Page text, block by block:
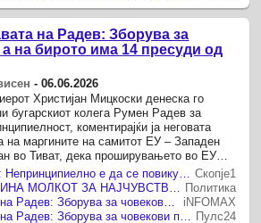
на Радев: Зборува за
на бирото има 14 пресуди од
-06.06.2026
Христијан Мицкоски денеска го
бугарскиот колега Румен Радев за
коментирајќи ја неговата
на маргините на самитот ЕУ – Западен
во Тиват, дека проширувањето во ЕУ
да се случува врз принципот на ...
Мицкоски за Бугарија: Непринципиелно е да се повикувате на човековите права, а на бирото да ви стојат 14 пресуди од Судот во Стразбур Скопје1
МИЦКОСКИ ГО ПРЕКИНА МОЛКОТ ЗА НАЈЧУВСТВИТЕЛНАТА ТЕМА Политика
Мицкоски за изјавата на Радев: Зборува за човекови права, а на бирото има 14 пресуди од Старзбур
iNFOMAX
Мицкоски за изјавата на Радев: Зборува за човекови права, а на бирото има 14 пресуди од Старзбур Пулс24